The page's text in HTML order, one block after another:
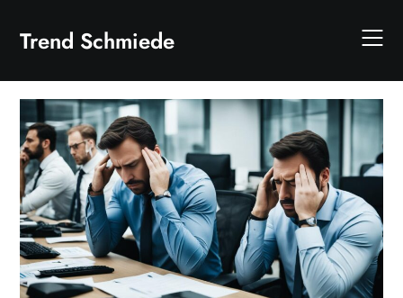
content
Trend Schmiede